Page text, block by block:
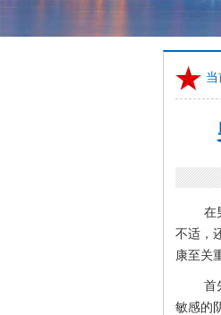
当
在
不适，
康至关
首
敏感的